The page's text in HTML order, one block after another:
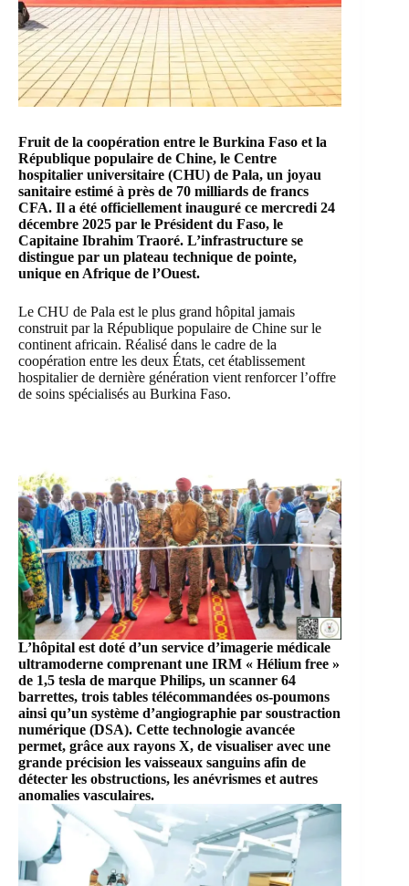
Fruit de la coopération entre le Burkina Faso et la
République populaire de Chine, le Centre
hospitalier universitaire (CHU) de Pala, un joyau
sanitaire estimé à près de 70 milliards de francs
CFA. Il a été officiellement inauguré ce mercredi 24
décembre 2025 par le Président du Faso, le
Capitaine Ibrahim Traoré. L’infrastructure se
distingue par un plateau technique de pointe,
unique en Afrique de l’Ouest.
Le CHU de Pala est le plus grand hôpital jamais
construit par la République populaire de Chine sur le
continent africain. Réalisé dans le cadre de la
coopération entre les deux États, cet établissement
hospitalier de dernière génération vient renforcer l’offre
de soins spécialisés au Burkina Faso.
L’hôpital est doté d’un service d’imagerie médicale
ultramoderne comprenant une IRM « Hélium free »
de 1,5 tesla de marque Philips, un scanner 64
barrettes, trois tables télécommandées os-poumons
ainsi qu’un système d’angiographie par soustraction
numérique (DSA). Cette technologie avancée
permet, grâce aux rayons X, de visualiser avec une
grande précision les vaisseaux sanguins afin de
détecter les obstructions, les anévrismes et autres
anomalies vasculaires.